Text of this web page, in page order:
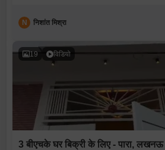
N निशांत मिश्रा
19 विडियो
3 बीएचके घर बिक्री के लिए - पारा, लखनऊ